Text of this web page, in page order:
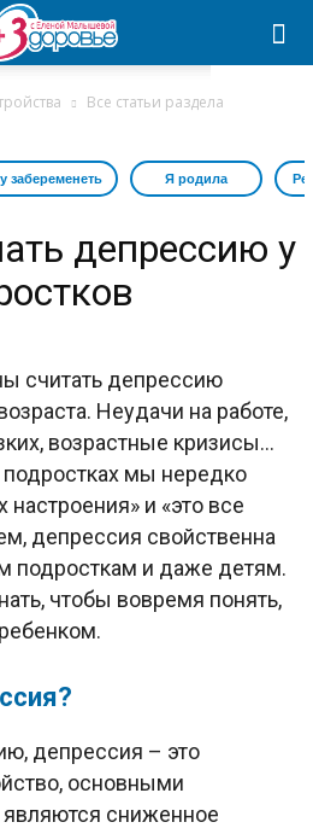
Все статьи раздела
забеременеть Я родила
депрессию у
считать депрессию
Неудачи на работе,
возрастные кризисы…
подростках мы нередко
и «это все
депрессия свойственна
подросткам и даже детям.
чтобы вовремя понять,
депрессия – это
основными
являются сниженное